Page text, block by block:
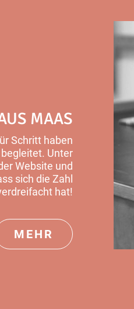
MAAS
Schritt haben
Unter
Website und
sich die Zahl
hat!
MEHR